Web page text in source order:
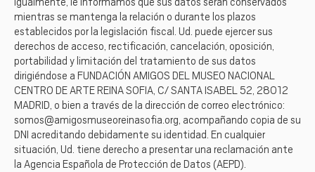
mientras se mantenga la relación o durante los plazos
establecidos por la legislación fiscal. Ud. puede ejercer sus
derechos de acceso, rectificación, cancelación, oposición,
portabilidad y limitación del tratamiento de sus datos
dirigiéndose a FUNDACIÓN AMIGOS DEL MUSEO NACIONAL
CENTRO DE ARTE REINA SOFIA, C/ SANTA ISABEL 52, 28012
MADRID, o bien a través de la dirección de correo electrónico:
somos@amigosmuseoreinasofia.org, acompañando copia de su
DNI acreditando debidamente su identidad. En cualquier
situación, Ud. tiene derecho a presentar una reclamación ante
la Agencia Española de Protección de Datos (AEPD).